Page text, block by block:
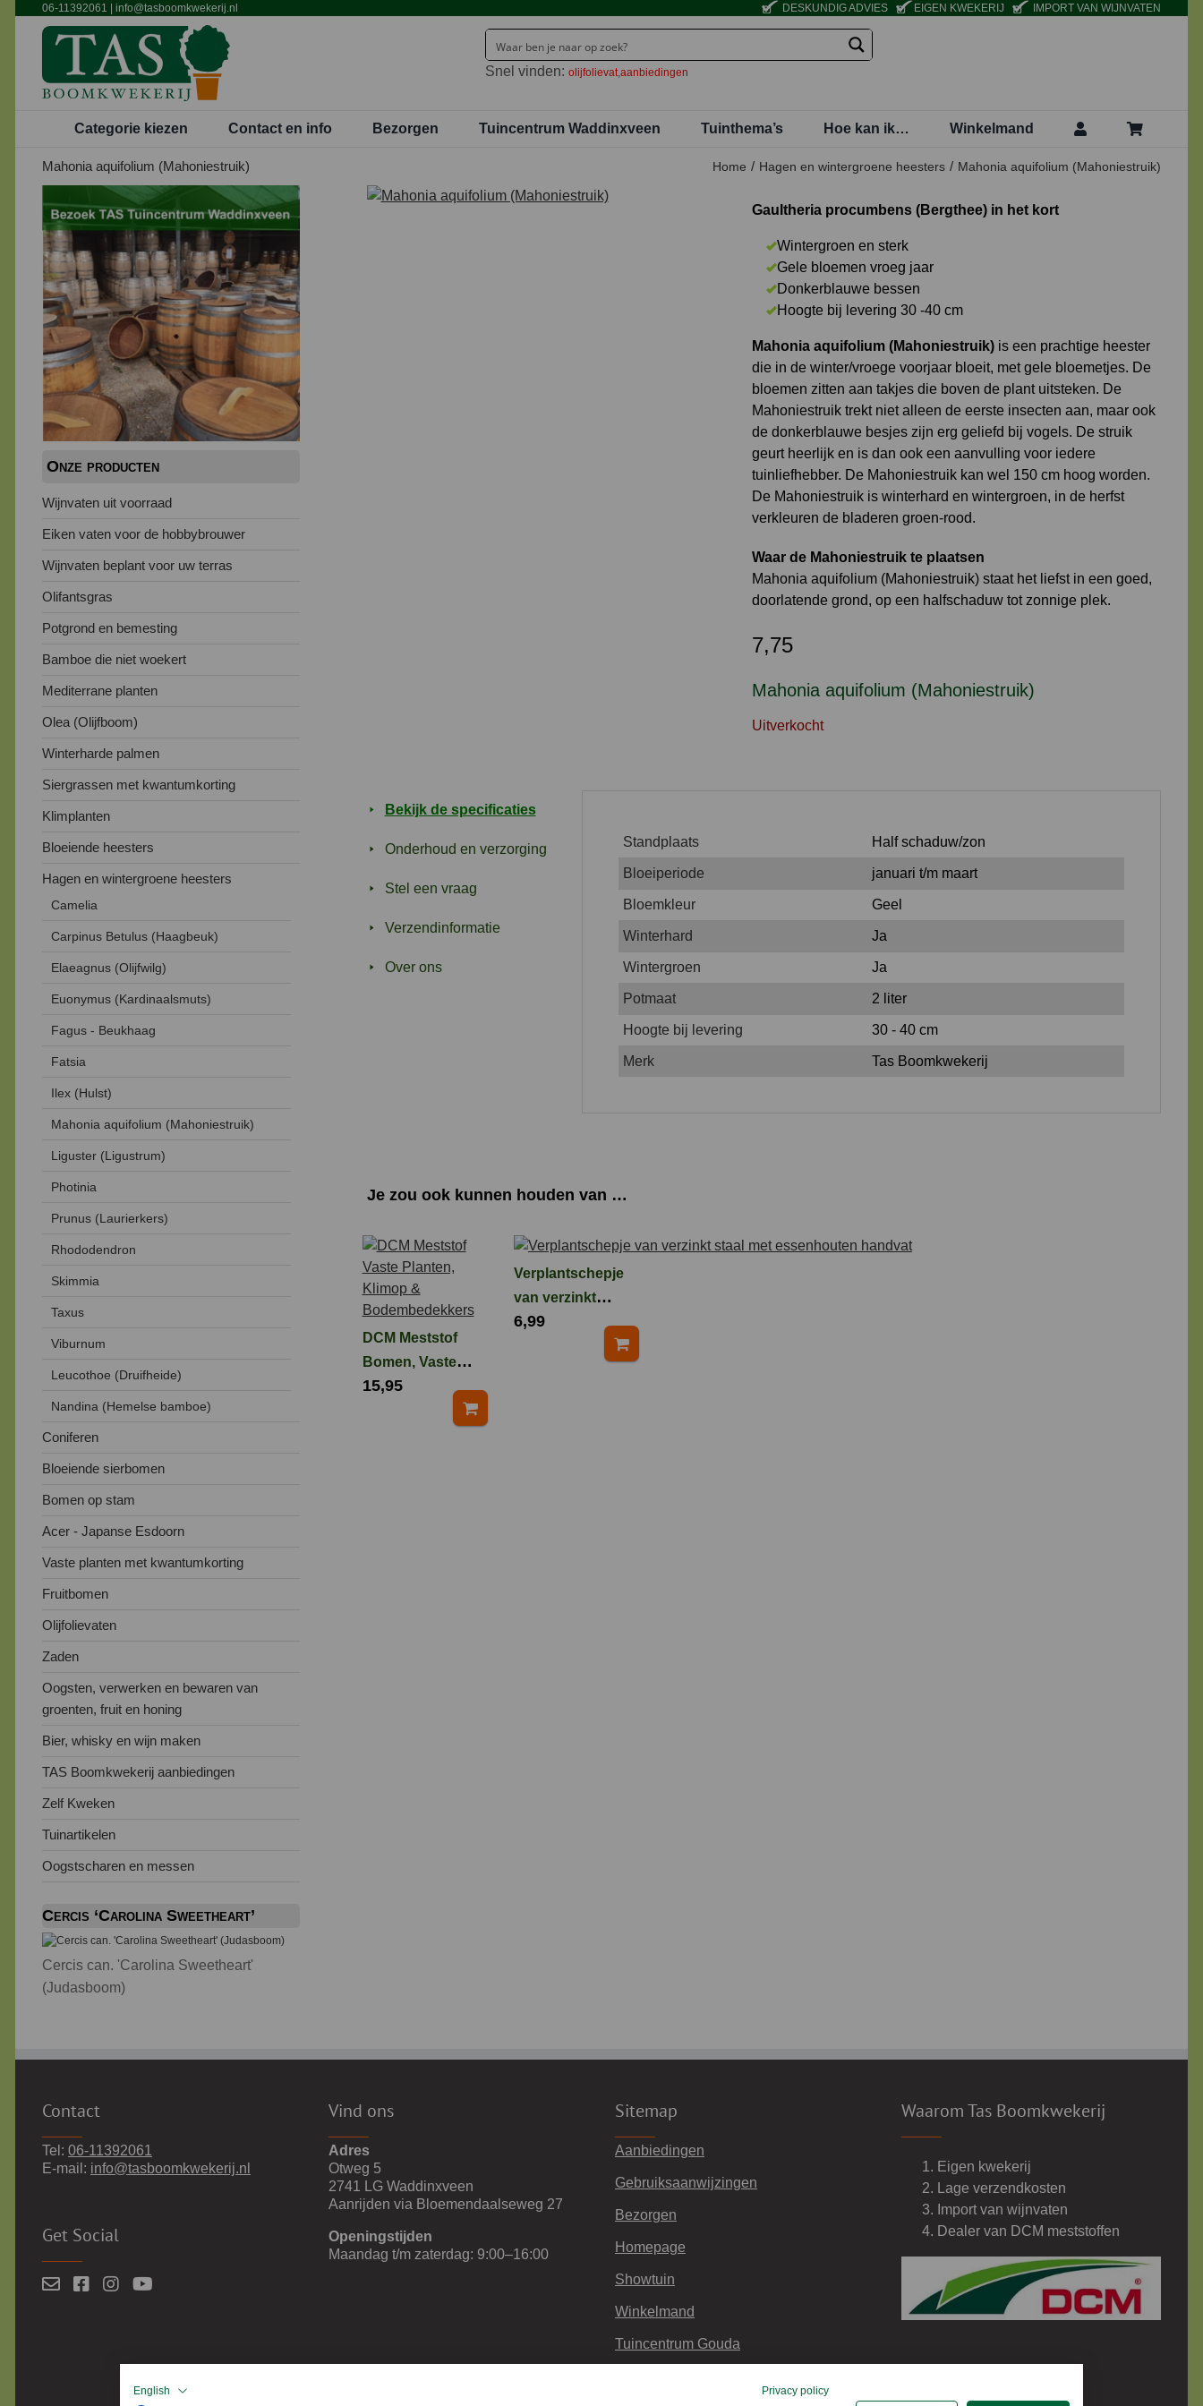
06-11392061 info@tasboomkwekerij.nl DESKUNDIG ADVIES EIGEN KWEKERIJ IMPORT VAN WIJNVATEN
Snel vinden: olijfolievat aanbiedingen
Categorie kiezen Contact en info Bezorgen Tuincentrum Waddinxveen Tuinthema’s Hoe kan ik… Winkelmand
Mahonia aquifolium (Mahoniestruik) Home Hagen en wintergroene heesters Mahonia aquifolium (Mahoniestruik)
Mahonia aquifolium (Mahoniestruik)
Gaultheria procumbens (Bergthee) in het kort
Wintergroen en sterk
Gele bloemen vroeg jaar
Donkerblauwe bessen
Hoogte bij levering 30 -40 cm
Mahonia aquifolium (Mahoniestruik)is een prachtige heester
die in de winter/vroege voorjaar bloeit, met gele bloemetjes. De
bloemen zitten aan takjes die boven de plant uitsteken. De
Mahoniestruik trekt niet alleen de eerste insecten aan, maar ook
de donkerblauwe besjes zijn erg geliefd bij vogels. De struik
geurt heerlijk en is dan ook een aanvulling voor iedere
tuinliefhebber. De Mahoniestruik kan wel 150 cm hoog worden.
De Mahoniestruik is winterhard en wintergroen, in de herfst
verkleuren de bladeren groen-rood.
Waar de Mahoniestruik te plaatsen
Mahonia aquifolium (Mahoniestruik) staat het liefst in een goed,
doorlatende grond, op een halfschaduw tot zonnige plek.
7,75
Uitverkocht
Bekijk de specificaties
Onderhoud en verzorging
Stel een vraag
Verzendinformatie
Over ons
Standplaats Half schaduw/zon
Bloeiperiode januari t/m maart
Bloemkleur Geel
Winterhard Ja
Wintergroen Ja
Potmaat 2 liter
Hoogte bij levering 30 - 40 cm
Merk Tas Boomkwekerij
Je zou ook kunnen houden van …
DCM Meststof
Bomen, Vaste
Planten, Klimop
15,95
Verplantschepje
van verzinkt
staal met
6,99
Onze producten
Wijnvaten uit voorraad
Eiken vaten voor de hobbybrouwer
Wijnvaten beplant voor uw terras
Olifantsgras
Potgrond en bemesting
Bamboe die niet woekert
Mediterrane planten
Olea (Olijfboom)
Winterharde palmen
Siergrassen met kwantumkorting
Klimplanten
Bloeiende heesters
Hagen en wintergroene heesters
Camelia
Carpinus Betulus (Haagbeuk)
Elaeagnus (Olijfwilg)
Euonymus (Kardinaalsmuts)
Fagus - Beukhaag
Fatsia
Ilex (Hulst)
Mahonia aquifolium (Mahoniestruik)
Liguster (Ligustrum)
Photinia
Prunus (Laurierkers)
Rhododendron
Skimmia
Taxus
Viburnum
Leucothoe (Druifheide)
Nandina (Hemelse bamboe)
Coniferen
Bloeiende sierbomen
Bomen op stam
Acer - Japanse Esdoorn
Vaste planten met kwantumkorting
Fruitbomen
Olijfolievaten
Zaden
Oogsten, verwerken en bewaren van
groenten, fruit en honing
Bier, whisky en wijn maken
TAS Boomkwekerij aanbiedingen
Zelf Kweken
Tuinartikelen
Oogstscharen en messen
Cercis ‘Carolina Sweetheart’
Cercis can. 'Carolina Sweetheart'
(Judasboom)
Contact
Tel: 06-11392061
E-mail: info@tasboomkwekerij.nl
Get Social
Vind ons
Adres
Otweg 5
2741 LG Waddinxveen
Aanrijden via Bloemendaalseweg 27
Openingstijden
Maandag t/m zaterdag: 9:00–16:00
Sitemap
Aanbiedingen
Gebruiksaanwijzingen
Bezorgen
Homepage
Showtuin
Winkelmand
Tuincentrum Gouda
Waarom Tas Boomkwekerij
Eigen kwekerij
Lage verzendkosten
Import van wijnvaten
Dealer van DCM meststoffen
English Privacy policy